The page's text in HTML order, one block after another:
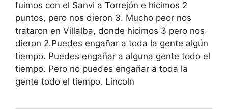
fuimos con el Sanvi a Torrejón e hicimos 2
puntos, pero nos dieron 3. Mucho peor nos
trataron en Villalba, donde hicimos 3 pero nos
dieron 2.Puedes engañar a toda la gente algún
tiempo. Puedes engañar a alguna gente todo el
tiempo. Pero no puedes engañar a toda la
gente todo el tiempo. Lincoln